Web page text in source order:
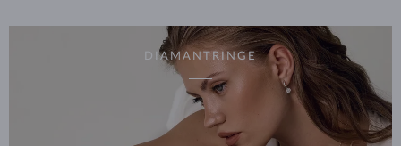
DIAMANTRINGE